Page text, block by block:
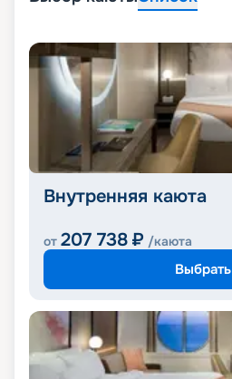
Внутренняя каюта
от 207 738 ₽ /каюта
Выбрать